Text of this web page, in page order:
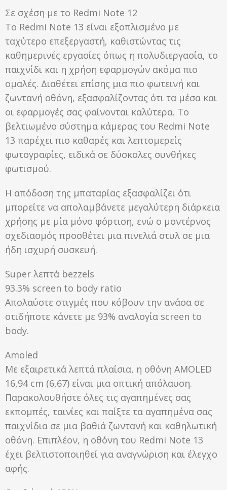
Σε σχέση με το Redmi Note 12
Το Redmi Note 13 είναι εξοπλισμένο με
ταχύτερο επεξεργαστή, καθιστώντας τις
καθημερινές εργασίες όπως η πολυδιεργασία, το
παιχνίδι και η χρήση εφαρμογών ακόμα πιο
ομαλές. Διαθέτει επίσης μια πιο φωτεινή και
ζωντανή οθόνη, εξασφαλίζοντας ότι τα μέσα και
οι εφαρμογές σας φαίνονται καλύτερα. Το
βελτιωμένο σύστημα κάμερας του Redmi Note
13 παρέχει πιο καθαρές και λεπτομερείς
φωτογραφίες, ειδικά σε δύσκολες συνθήκες
φωτισμού.
Η απόδοση της μπαταρίας εξασφαλίζει ότι
μπορείτε να απολαμβάνετε μεγαλύτερη διάρκεια
χρήσης με μία μόνο φόρτιση, ενώ ο μοντέρνος
σχεδιασμός προσθέτει μια πινελιά στυλ σε μια
ήδη ισχυρή συσκευή.
Super λεπτά bezzels
93.3% screen to body ratio
Απολαύστε στιγμές που κόβουν την ανάσα σε
οτιδήποτε κάνετε με 93% αναλογία screen to
body.
Amoled
Με εξαιρετικά λεπτά πλαίσια, η οθόνη AMOLED
16,94 cm (6,67) είναι μια οπτική απόλαυση.
Παρακολουθήστε όλες τις αγαπημένες σας
εκπομπές, ταινίες και παίξτε τα αγαπημένα σας
παιχνίδια σε μια βαθιά ζωντανή και καθηλωτική
οθόνη. Επιπλέον, η οθόνη του Redmi Note 13
έχει βελτιστοποιηθεί για αναγνώριση και έλεγχο
αφής.